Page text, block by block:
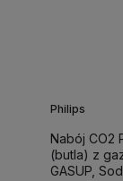
Philips
Nabój CO2
(butla) z
GASUP,